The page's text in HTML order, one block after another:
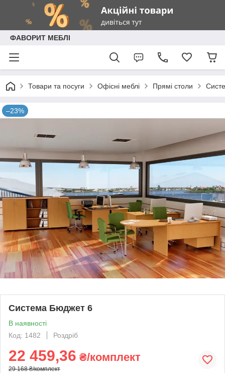
ФАВОРИТ МЕБЛІ
Товари та посуги Офісні меблі Прямі столи
–23%
Система Бюджет 6
В наявності
Код: 1482
Роздріб
22 459,36 ₴/комплект
29 168 ₴/комплект